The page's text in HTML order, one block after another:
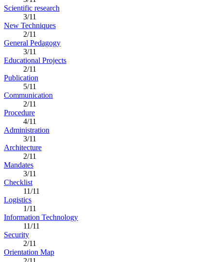
Scientific research
3/11
New Techniques
2/11
General Pedagogy
3/11
Educational Projects
2/11
Publication
5/11
Communication
2/11
Procedure
4/11
Administration
3/11
Architecture
2/11
Mandates
3/11
Checklist
11/11
Logistics
1/11
Information Technology
11/11
Security
2/11
Orientation Map